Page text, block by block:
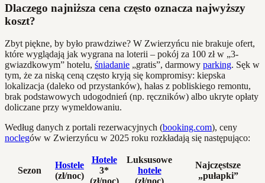
Dlaczego najniższa cena często oznacza najwyższy
koszt?
Zbyt piękne, by było prawdziwe? W Zwierzyńcu nie brakuje ofert,
które wyglądają jak wygrana na loterii – pokój za 100 zł w „3-
gwiazdkowym” hotelu, śniadanie „gratis”, darmowy parking. Sęk w
tym, że za niską ceną często kryją się kompromisy: kiepska
lokalizacja (daleko od przystanków), hałas z pobliskiego remontu,
brak podstawowych udogodnień (np. ręczników) albo ukryte opłaty
doliczane przy wymeldowaniu.
Według danych z portali rezerwacyjnych (booking.com), ceny
noclegów w Zwierzyńcu w 2025 roku rozkładają się następująco:
Sezon
Hostele
(zł/noc)
Hotele
3*
Luksusowe
hotele
Najczęstsze
„pułapki”